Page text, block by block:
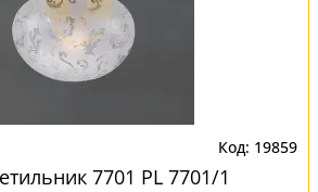
19859
7701 PL 7701/1